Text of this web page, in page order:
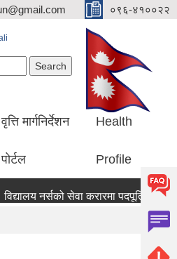
०९६-४१००२२
वृत्ति मार्गनिर्देशन
पोर्टल
Health
Profile
नर्सको सेवा करारमा पदपूर्ति गर्ने